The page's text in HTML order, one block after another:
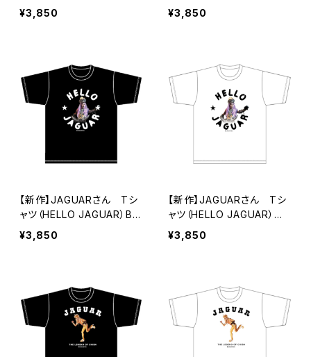
いてこい！A）Black
¥3,850
いてこい！A）White
¥3,850
【新作】JAGUARさん Tシ
ャツ（HELLO JAGUAR）Bla
ck
¥3,850
【新作】JAGUARさん Tシ
ャツ（HELLO JAGUAR）Wh
ite
¥3,850